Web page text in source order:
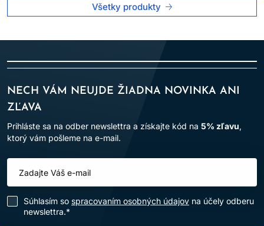
Všetky produkty
NECH VÁM NEUJDE ŽIADNA NOVINKA ANI
ZĽAVA
Prihláste sa na odber newslettra a získajte kód na 5% zľavu,
ktorý vám pošleme na e-mail.
Súhlasím so spracovaním osobných údajov na účely odberu
newslettra.*